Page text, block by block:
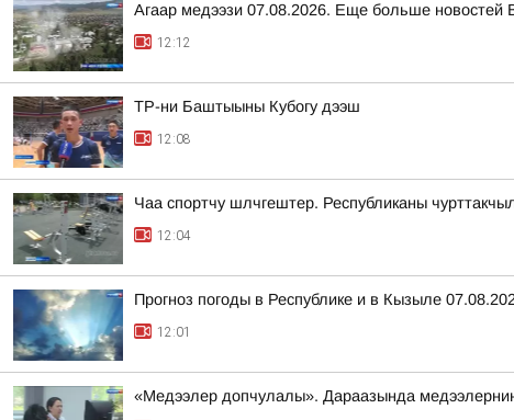
Агаар медээзи 07.08.2026. Еще больше новостей
12:12
ТР-ни Баштыыны Кубогу дээш
12:08
Чаа спортчу шлчгештер. Республиканы
12:04
Прогноз погоды в Республике и в Кызыле
12:01
«Медээлер допчулалы». Дараазында